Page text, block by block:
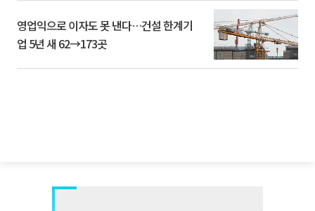
영업익으로 이자도 못 낸다…건설 한계기
업 5년 새 62→173곳